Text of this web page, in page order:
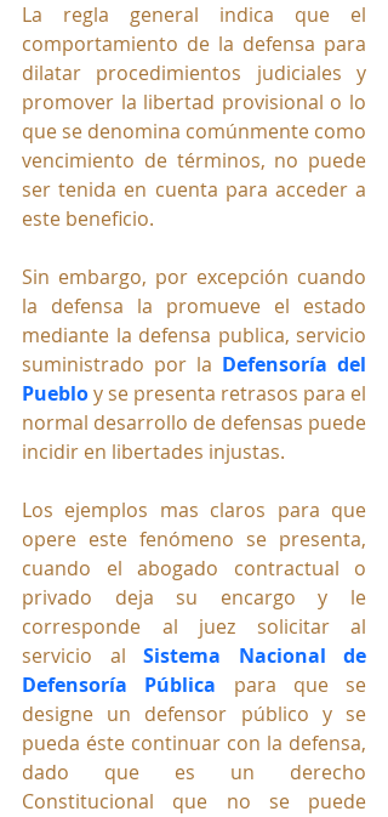
La regla general indica que el
comportamiento de la defensa para
dilatar procedimientos judiciales y
promover la libertad provisional o lo
que se denomina comúnmente como
vencimiento de términos, no puede
ser tenida en cuenta para acceder a
este beneficio.
Sin embargo, por excepción cuando
la defensa la promueve el estado
mediante la defensa publica, servicio
suministrado por la Defensoría del
Pueblo y se presenta retrasos para el
normal desarrollo de defensas puede
incidir en libertades injustas.
Los ejemplos mas claros para que
opere este fenómeno se presenta,
cuando el abogado contractual o
privado deja su encargo y le
corresponde al juez solicitar al
servicio al Sistema Nacional de
Defensoría Pública para que se
designe un defensor público y se
pueda éste continuar con la defensa,
dado que es un derecho
Constitucional que no se puede